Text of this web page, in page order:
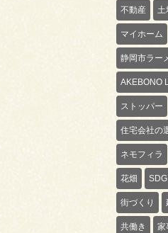
不動産 土
マイホーム
静岡市ラー
AKEBONO
ストッパー
住宅会社の
ネモフィラ
花畑 SDG
街づくり
共働き 家